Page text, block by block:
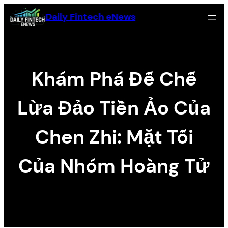
Skip
to
Daily Fintech eNews
Khám Phá Đế Chế
Lừa Đảo Tiền Ảo Của
Chen Zhi: Mặt Tối
Của Nhóm Hoàng Tử